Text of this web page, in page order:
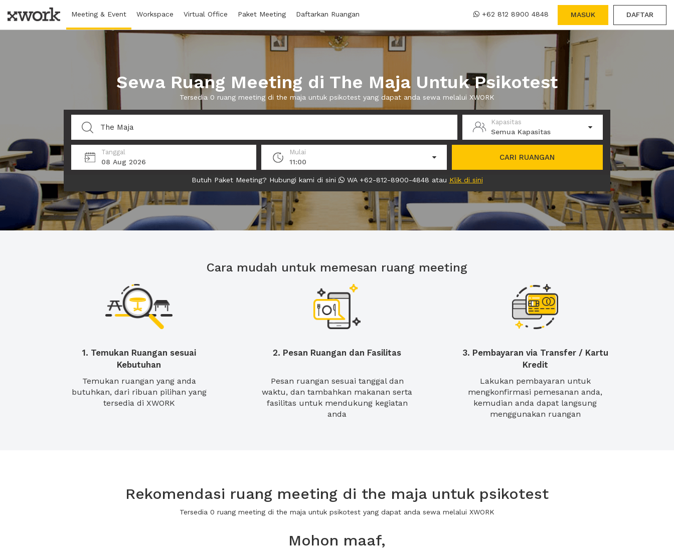
Meeting & Event Workspace Virtual Office Paket Meeting Daftarkan Ruangan +62 812 8900 4848 MASUK DAFTAR
Sewa Ruang Meeting di The Maja Untuk Psikotest
Tersedia 0 ruang meeting di the maja untuk psikotest yang dapat anda sewa melalui XWORK
Kapasitas
Semua Kapasitas
Tanggal
08 Aug 2026
Mulai
11:00
CARI RUANGAN
Butuh Paket Meeting? Hubungi kami di sini WA +62-812-8900-4848 atau Klik di sini
Cara mudah untuk memesan ruang meeting
1. Temukan Ruangan sesuai
Kebutuhan
Temukan ruangan yang anda
butuhkan, dari ribuan pilihan yang
tersedia di XWORK
2. Pesan Ruangan dan Fasilitas
Pesan ruangan sesuai tanggal dan
waktu, dan tambahkan makanan serta
fasilitas untuk mendukung kegiatan
anda
3. Pembayaran via Transfer / Kartu
Kredit
Lakukan pembayaran untuk
mengkonfirmasi pemesanan anda,
kemudian anda dapat langsung
menggunakan ruangan
Rekomendasi ruang meeting di the maja untuk psikotest
Tersedia 0 ruang meeting di the maja untuk psikotest yang dapat anda sewa melalui XWORK
Mohon maaf,